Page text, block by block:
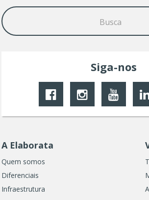
Busca
Siga-nos
A Elaborata
Quem somos
Diferenciais
Infraestrutura